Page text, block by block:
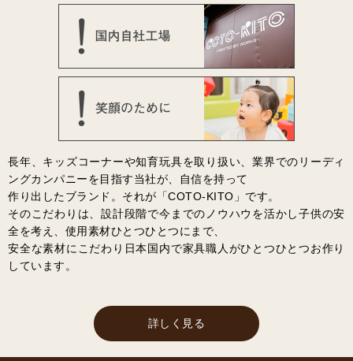
長年、キッズコーナーや知育玩具を取り扱い、業界でのリーディ
ングカンパニーを目指す当社が、自信を持って
作り出したブランド。それが「COTO-KITO」です。
そのこだわりは、設計段階で今までのノウハウを活かし子供の安
全を考え、使用素材ひとつひとつにまで、
安全な素材にこだわり日本国内で家具職人がひとつひとつお作り
しています。
詳しく見る